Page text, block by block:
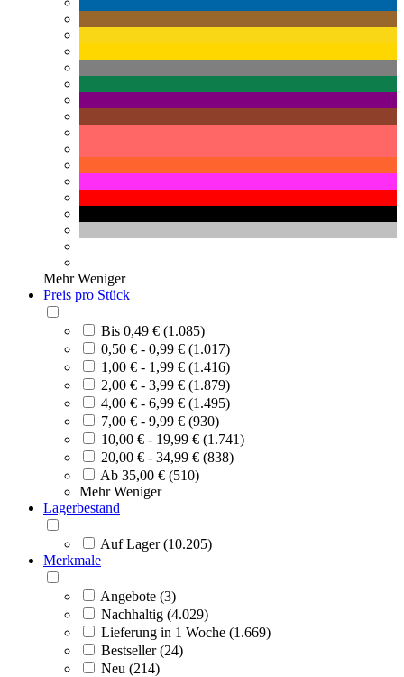
Mehr Weniger
Preis pro Stück
Bis 0,49 € (1.085)
0,50 € - 0,99 € (1.017)
1,00 € - 1,99 € (1.416)
2,00 € - 3,99 € (1.879)
4,00 € - 6,99 € (1.495)
7,00 € - 9,99 € (930)
10,00 € - 19,99 € (1.741)
20,00 € - 34,99 € (838)
Ab 35,00 € (510)
Mehr Weniger
Lagerbestand
Auf Lager (10.205)
Merkmale
Angebote (3)
Nachhaltig (4.029)
Lieferung in 1 Woche (1.669)
Bestseller (24)
Neu (214)